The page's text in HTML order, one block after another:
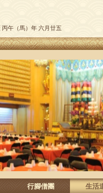
丙午（馬）年 六月廿五
行腳僧團 生活